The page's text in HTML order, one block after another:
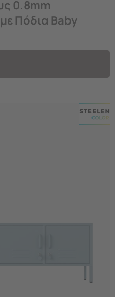
0.8mm
Πόδια Baby